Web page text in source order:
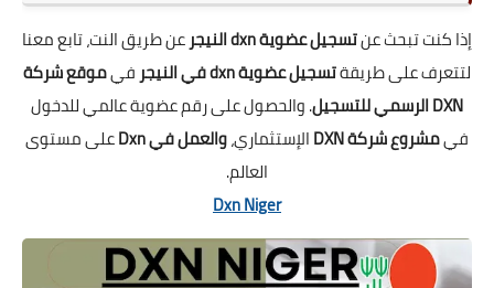
إذا كنت تبحث عنتسجيل عضوية dxn النيجر
عن طريق النت، تابع معنا
لتتعرف على طريقةتسجيل عضوية dxn في النيجر فيموقع شركة
DXN الرسمي للتسجيل
. والحصول على رقم عضوية عالمي للدخول
فيمشروع شركة DXN الإستثماري،والعمل في Dxn
على مستوى
العالم.
Dxn Niger